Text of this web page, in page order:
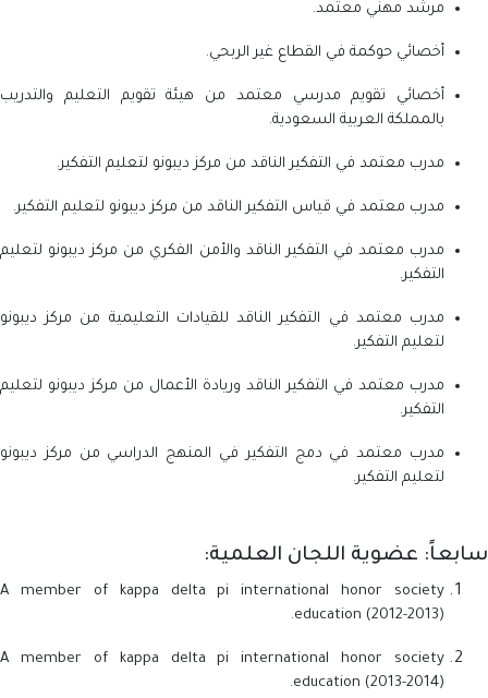
مرشد مهني معتمد.
أخصائي حوكمة في القطاع غير الربحي.
أخصائي تقويم مدرسي معتمد من هيئة تقويم التعليم والتدريب
بالمملكة العربية السعودية.
مدرب معتمد في التفكير الناقد من مركز ديبونو لتعليم التفكير.
مدرب معتمد في قياس التفكير الناقد من مركز ديبونو لتعليم التفكير.
مدرب معتمد في التفكير الناقد والأمن الفكري من مركز ديبونو لتعليم
التفكير.
مدرب معتمد في التفكير الناقد للقيادات التعليمية من مركز ديبونو
لتعليم التفكير.
مدرب معتمد في التفكير الناقد وريادة الأعمال من مركز ديبونو لتعليم
التفكير.
مدرب معتمد في دمج التفكير في المنهج الدراسي من مركز ديبونو
لتعليم التفكير.
سابعاً: عضوية اللجان العلمية:
A member of kappa delta pi international honor society
education (2012-2013).
A member of kappa delta pi international honor society
education (2013-2014).